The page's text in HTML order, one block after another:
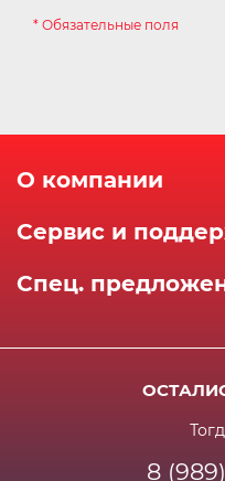
* Обязательные поля
О компании
Сервисный центр
Сервис и
Доставка
Возрат и гарантия
Спец.
Часто задаваемые
8